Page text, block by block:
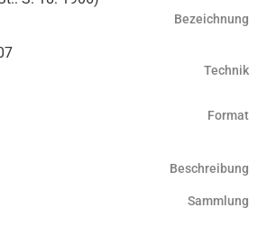
Bezeichnung
Technik
Format
Beschreibung
Sammlung